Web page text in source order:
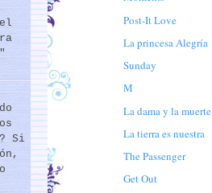
Si
Post-It Love
La princesa Alegría
Sunday
M
La dama y la muerte
La tierra es nuestra
The Passenger
Get Out